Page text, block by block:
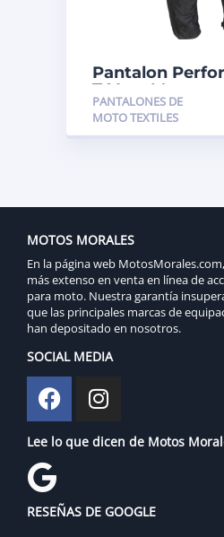
Pantalon
T-Vent Men
PANTALONES DE
MOTO TEXTILES
MOTOS MORALES
En la página web
más extenso en venta en línea de
para moto. Nuestra garantía
que las principales marcas de
han depositado en nosotros.
SOCIAL MEDIA
Lee lo que dicen de Motos
RESEÑAS DE GOOGLE